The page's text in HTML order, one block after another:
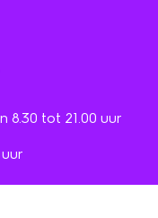
8.30 tot 21.00 uur